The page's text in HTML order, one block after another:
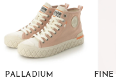
PALLADIUM FINE